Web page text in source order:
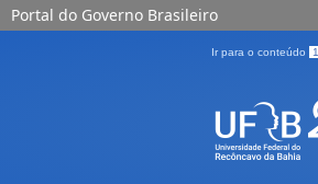
Portal do Governo Brasileiro
Ir para o conteúdo 1